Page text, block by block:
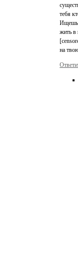
тебя
Ищешь
жить в
на